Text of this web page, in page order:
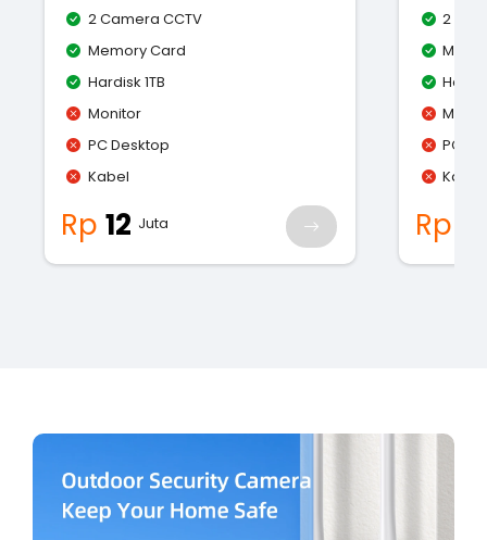
2 Camera CCTV
Memory Card
Hardisk 1TB
Monitor
PC Desktop
Kabel
Rp 12 Juta
2
PC
Kabel
Rp